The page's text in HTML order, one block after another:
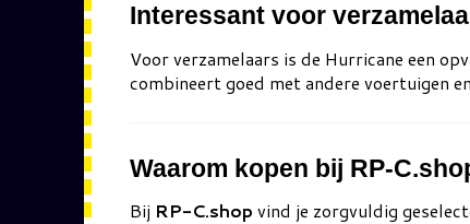
Interessant voor
Voor verzamelaars is de Hurricane een
combineert goed met andere voertuigen
Waarom kopen bij RP-
Bij RP-C.shop vind je zorgvuldig